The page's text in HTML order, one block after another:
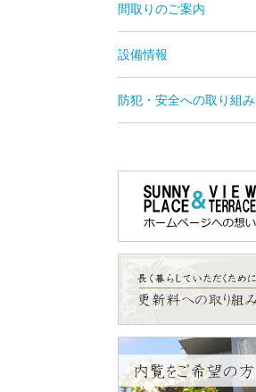
間取りのご案内
設備情報
防犯・安全への取り組み